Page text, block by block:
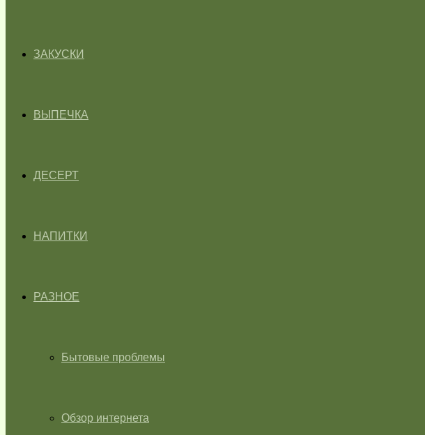
ЗАКУСКИ
ВЫПЕЧКА
ДЕСЕРТ
НАПИТКИ
РАЗНОЕ
Бытовые проблемы
Обзор интернета